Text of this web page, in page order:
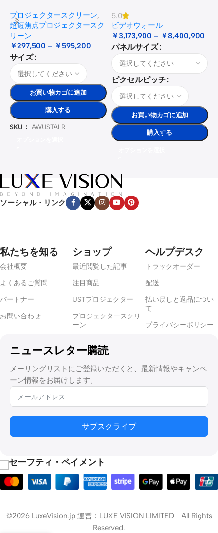
プロジェクタースクリーン,
超短焦点プロジェクタースク
リーン
￥297,500 – ￥595,200
サイズ
お買い物カゴに追加
購入する
SKU： AWUSTALR
5.0
ビデオウォール
￥3,173,900 – ￥8,400,900
パネルサイズ
ピクセルピッチ
お買い物カゴに追加
購入する
ソーシャル・リンク
私たちを知る
会社概要
よくあるご質問
パートナー
お問い合わせ
ショップ
最近閲覧した記事
注目商品
USTプロジェクター
プロジェクタースクリ
ーン
ヘルプデスク
トラックオーダー
配送
払い戻しと返品につい
て
プライバシーポリシー
ニュースレター購読
メーリングリストにご登録いただくと、最新情報やキャンペ
ーン情報をお届けします。
サブスクライブ
セーフティ・ペイメント
©2026 LuxeVision.jp 運営：LUXE VISION LIMITED｜All Rights
Reserved.